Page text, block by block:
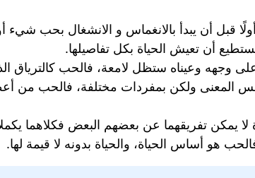
قبل أن يبدأ بالانغماس و الانشغال بحب
أن تعيش الحياة بكل تفاصيلها.
وجهه وعيناه ستظل لامعة، فالحب كالترياق
المعنى ولكن بمفردات مختلفة، فالحب من
لا يمكن تفريقهما عن بعضهم البعض فكلاهما
هو أساس الحياة، والحياة بدونه لا قيمة لها.